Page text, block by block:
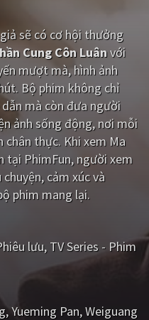
Lịch sử
Tiểu sử
DramaTV
Trung Quốc - Hồng Kông
Nhật Bản
sẽ có cơ hội thưởng
Cung Côn Luânvới
mượt mà, hình ảnh
Bộ phim không chỉ
mà còn đưa người
ảnh sống động, nơi mỗi
chân thực. Khi xem Ma
tại PhimFun, người xem
cảm xúc và
phim mang lại.
lưu TV Series - Phim
Yueming Pan Weiguang